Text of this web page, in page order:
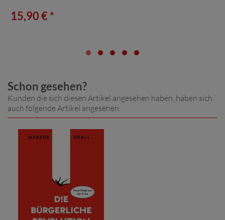
15,90 € *
Schon gesehen?
Kunden die sich diesen Artikel angesehen haben, haben sich
auch folgende Artikel angesehen.